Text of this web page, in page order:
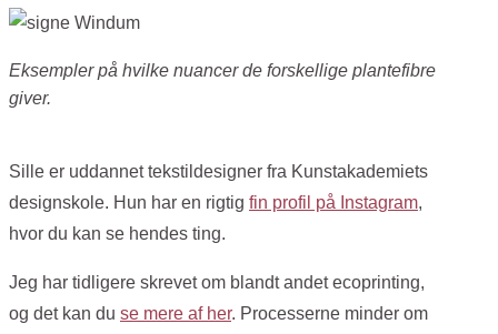
Eksempler på hvilke nuancer de forskellige plantefibre
giver.
Sille er uddannet tekstildesigner fra Kunstakademiets
designskole. Hun har en rigtig fin profil på Instagram,
hvor du kan se hendes ting.
Jeg har tidligere skrevet om blandt andet ecoprinting,
og det kan du se mere af her. Processerne minder om